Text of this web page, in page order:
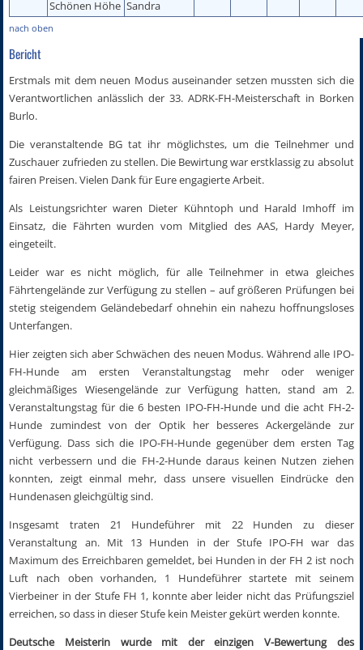
Schönen Höhe Sandra
nach oben
Bericht
Erstmals mit dem neuen Modus auseinander setzen mussten sich die
Verantwortlichen anlässlich der 33. ADRK-FH-Meisterschaft in Borken
Burlo.
Die veranstaltende BG tat ihr möglichstes, um die Teilnehmer und
Zuschauer zufrieden zu stellen. Die Bewirtung war erstklassig zu absolut
fairen Preisen. Vielen Dank für Eure engagierte Arbeit.
Als Leistungsrichter waren Dieter Kühntoph und Harald Imhoff im
Einsatz, die Fährten wurden vom Mitglied des AAS, Hardy Meyer,
eingeteilt.
Leider war es nicht möglich, für alle Teilnehmer in etwa gleiches
Fährtengelände zur Verfügung zu stellen – auf größeren Prüfungen bei
stetig steigendem Geländebedarf ohnehin ein nahezu hoffnungsloses
Unterfangen.
Hier zeigten sich aber Schwächen des neuen Modus. Während alle IPO-
FH-Hunde am ersten Veranstaltungstag mehr oder weniger
gleichmäßiges Wiesengelände zur Verfügung hatten, stand am 2.
Veranstaltungstag für die 6 besten IPO-FH-Hunde und die acht FH-2-
Hunde zumindest von der Optik her besseres Ackergelände zur
Verfügung. Dass sich die IPO-FH-Hunde gegenüber dem ersten Tag
nicht verbessern und die FH-2-Hunde daraus keinen Nutzen ziehen
konnten, zeigt einmal mehr, dass unsere visuellen Eindrücke den
Hundenasen gleichgültig sind.
Insgesamt traten 21 Hundeführer mit 22 Hunden zu dieser
Veranstaltung an. Mit 13 Hunden in der Stufe IPO-FH war das
Maximum des Erreichbaren gemeldet, bei Hunden in der FH 2 ist noch
Luft nach oben vorhanden, 1 Hundeführer startete mit seinem
Vierbeiner in der Stufe FH 1, konnte aber leider nicht das Prüfungsziel
erreichen, so dass in dieser Stufe kein Meister gekürt werden konnte.
Deutsche Meisterin wurde mit der einzigen V-Bewertung des